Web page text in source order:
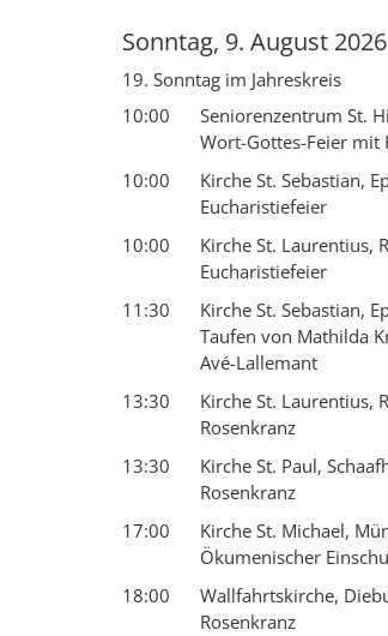
Sonntag, 9. August 2026
19. Sonntag im Jahreskreis
10:00
Seniorenzentrum St.
Wort-Gottes-Feier
10:00
Kirche St. Sebastian,
Eucharistiefeier
10:00
Kirche St. Laurentius,
Eucharistiefeier
11:30
Kirche St. Sebastian,
Taufen von Mathilda
Avé-Lallemant
13:30
Kirche St. Laurentius,
Rosenkranz
13:30
Kirche St. Paul,
Rosenkranz
17:00
Kirche St. Michael,
Ökumenischer
18:00
Wallfahrtskirche,
Rosenkranz